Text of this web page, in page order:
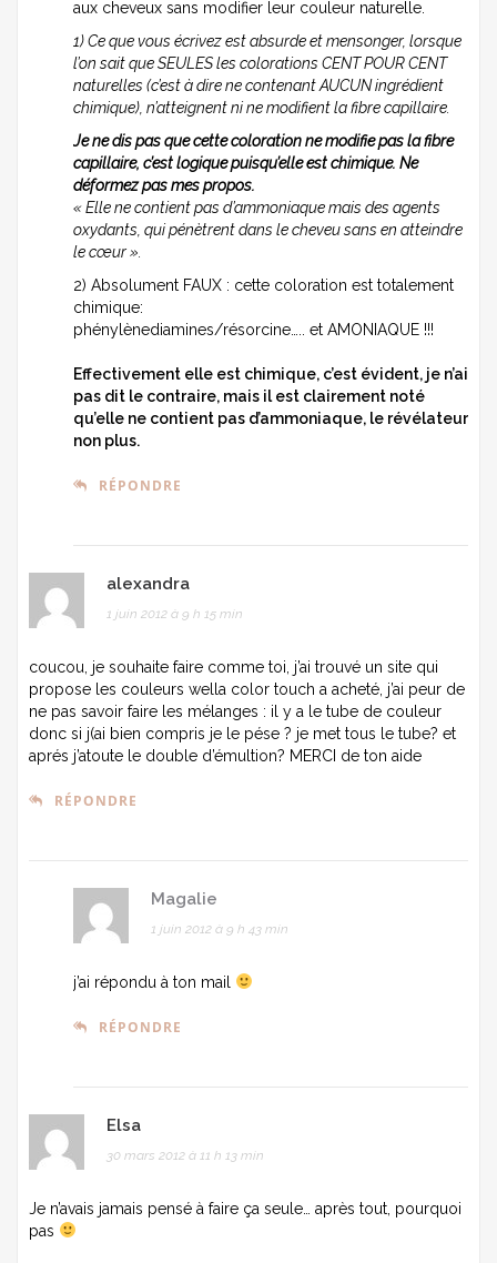
aux cheveux sans modifier leur couleur naturelle.
1) Ce que vous écrivez est absurde et mensonger, lorsque
l’on sait que SEULES les colorations CENT POUR CENT
naturelles (c’est à dire ne contenant AUCUN ingrédient
chimique), n’atteignent ni ne modifient la fibre capillaire.
Je ne dis pas que cette coloration ne modifie pas la fibre
capillaire, c’est logique puisqu’elle est chimique. Ne
déformez pas mes propos.
« Elle ne contient pas d’ammoniaque mais des agents
oxydants, qui pénètrent dans le cheveu sans en atteindre
le cœur ».
2) Absolument FAUX : cette coloration est totalement
chimique:
phénylènediamines/résorcine….. et AMONIAQUE !!!
Effectivement elle est chimique, c’est évident, je n’ai
pas dit le contraire, mais il est clairement noté
qu’elle ne contient pas d’ammoniaque, le révélateur
non plus.
RÉPONDRE
alexandra
1 juin 2012 à 9 h 15 min
coucou, je souhaite faire comme toi, j’ai trouvé un site qui
propose les couleurs wella color touch a acheté, j’ai peur de
ne pas savoir faire les mélanges : il y a le tube de couleur
donc si j(ai bien compris je le pése ? je met tous le tube? et
aprés j’atoute le double d’émultion? MERCI de ton aide
RÉPONDRE
Magalie
1 juin 2012 à 9 h 43 min
j’ai répondu à ton mail
RÉPONDRE
Elsa
30 mars 2012 à 11 h 13 min
Je n’avais jamais pensé à faire ça seule… après tout, pourquoi
pas